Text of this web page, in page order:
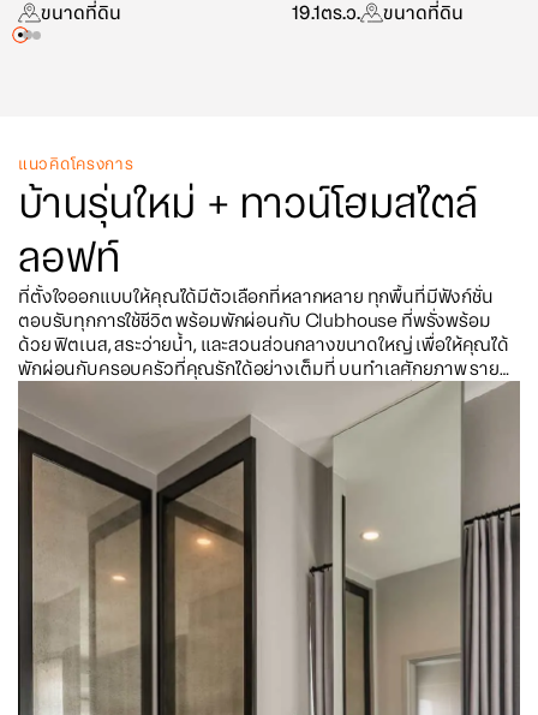
ขนาดที่ดิน
19.1ตร.ว.
ขนาดที่ดิน
แนวคิดโครงการ
บ้านรุ่นใหม่ + ทาวน์โฮมสไตล์
ลอฟท์
ที่ตั้งใจออกแบบให้คุณได้มีตัวเลือกที่หลากหลาย ทุกพื้นที่มีฟังก์ชั่น
ตอบรับทุกการใช้ชีวิต พร้อมพักผ่อนกับ Clubhouse ที่พรั่งพร้อม
ด้วย ฟิตเนส, สระว่ายน้ำ, และสวนส่วนกลางขนาดใหญ่ เพื่อให้คุณได้
พักผ่อนกับครอบครัวที่คุณรักได้อย่างเต็มที่ บนทำเลศักยภาพ ราย
ล้อมด้วยแหล่งไลฟ์สไตล์ ใกล้ทางด่วนฯ เพียง 3 นาที เชื่อมต่อถนน
หลักได้หลายเส้นทาง ภายใต้ระบบรักษาความปลอดภัยตลอด 24
ชั่วโมง ควบคุมการเข้า-ออก ด้วยระบบ Easy Pass และ กล้องCCTV
พร้อมติดตั้งสัญญาณกันขโมยภายในตัวบ้านทั้งหลัง